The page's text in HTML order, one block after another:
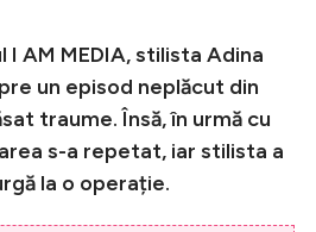
AM MEDIA, stilista Adina
un episod neplăcut din
traume. Însă, în urmă cu
s-a repetat, iar stilista a
la o operație.